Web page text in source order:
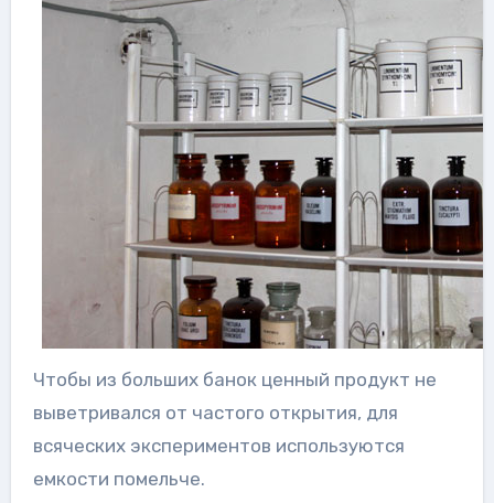
Чтобы из больших банок ценный продукт не
выветривался от частого открытия, для
всяческих экспериментов используются
емкости помельче.